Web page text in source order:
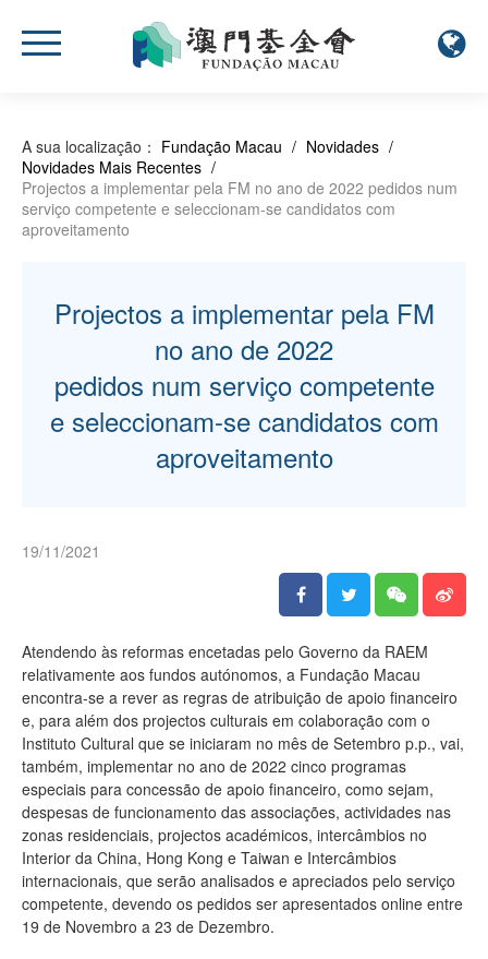
A sua localização： Fundação Macau / Novidades /
Novidades Mais Recentes /
Projectos a implementar pela FM no ano de 2022 pedidos num
serviço competente e seleccionam-se candidatos com
aproveitamento
Projectos a implementar pela FM
no ano de 2022
pedidos num serviço competente
e seleccionam-se candidatos com
aproveitamento
19/11/2021
Atendendo às reformas encetadas pelo Governo da RAEM
relativamente aos fundos autónomos, a Fundação Macau
encontra-se a rever as regras de atribuição de apoio financeiro
e, para além dos projectos culturais em colaboração com o
Instituto Cultural que se iniciaram no mês de Setembro p.p., vai,
também, implementar no ano de 2022 cinco programas
especiais para concessão de apoio financeiro, como sejam,
despesas de funcionamento das associações, actividades nas
zonas residenciais, projectos académicos, intercâmbios no
Interior da China, Hong Kong e Taiwan e Intercâmbios
internacionais, que serão analisados e apreciados pelo serviço
competente, devendo os pedidos ser apresentados online entre
19 de Novembro a 23 de Dezembro.